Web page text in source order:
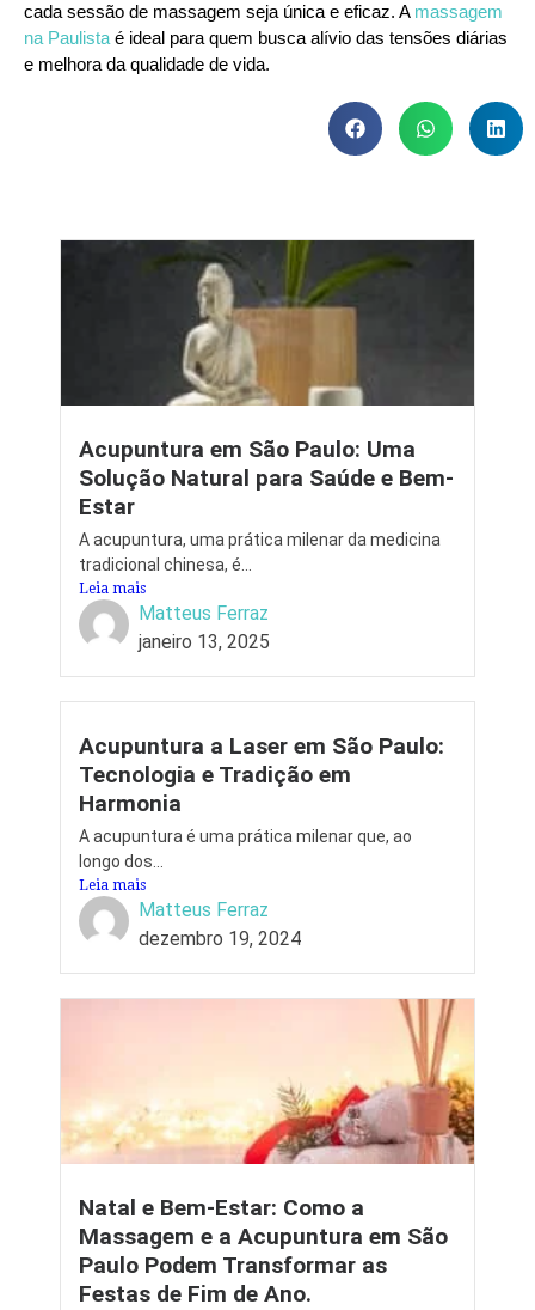
cada sessão de massagem seja única e eficaz. A massagem
na Paulista é ideal para quem busca alívio das tensões diárias
e melhora da qualidade de vida.
Acupuntura em São Paulo: Uma
Solução Natural para Saúde e Bem-
Estar
A acupuntura, uma prática milenar da medicina
tradicional chinesa, é...
Leia mais
Matteus Ferraz
janeiro 13, 2025
Acupuntura a Laser em São Paulo:
Tecnologia e Tradição em
Harmonia
A acupuntura é uma prática milenar que, ao
longo dos...
Leia mais
Matteus Ferraz
dezembro 19, 2024
Natal e Bem-Estar: Como a
Massagem e a Acupuntura em São
Paulo Podem Transformar as
Festas de Fim de Ano.